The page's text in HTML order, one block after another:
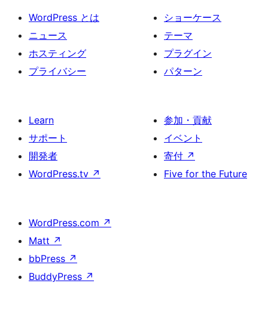
WordPress とは
ニュース
ホスティング
プライバシー
ショーケース
テーマ
プラグイン
パターン
Learn
サポート
開発者
WordPress.tv ↗
参加・貢献
イベント
寄付 ↗
Five for the Future
WordPress.com ↗
Matt ↗
bbPress ↗
BuddyPress ↗